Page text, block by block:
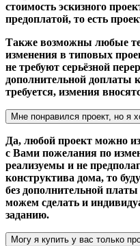
стоимость эскизного
предоплатой, то есть
Также возможны любые
изменения в типовых
не требуют серьёзной
дополнительной доплаты
требуется, измения
Мне понравился проект, но я
Да, любой проект можно
с Вами пожелания по
реализуемы и не
конструктива дома, то
без дополнительной
можем сделать и
заданию.
Могу я купить у вас только